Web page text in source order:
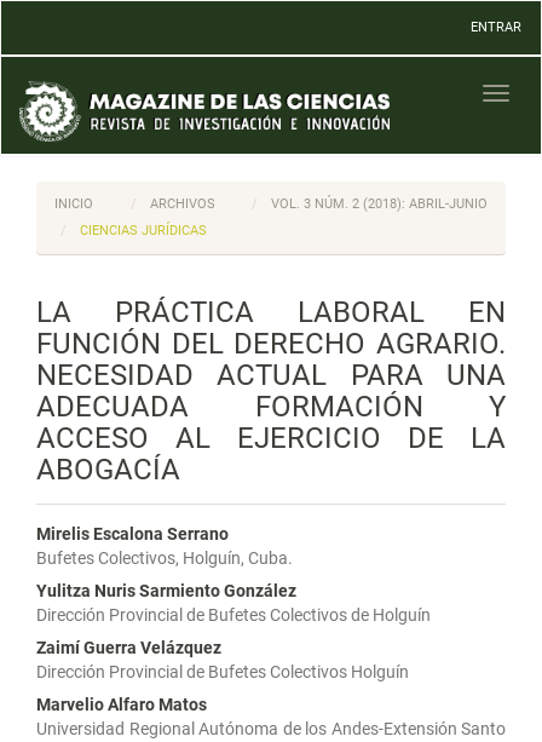
Contenido
principal
Barra
lateral
ENTRAR
INICIO ARCHIVOS
VOL. 3 NÚM. 2 (2018): ABRIL-JUNIO
CIENCIAS JURÍDICAS
LA PRÁCTICA LABORAL EN
FUNCIÓN DEL DERECHO AGRARIO.
NECESIDAD ACTUAL PARA UNA
ADECUADA FORMACIÓN Y
ACCESO AL EJERCICIO DE LA
ABOGACÍA
Mirelis Escalona Serrano
Bufetes Colectivos, Holguín, Cuba.
Yulitza Nuris Sarmiento González
Dirección Provincial de Bufetes Colectivos de Holguín
Zaimí Guerra Velázquez
Dirección Provincial de Bufetes Colectivos Holguín
Marvelio Alfaro Matos
Universidad Regional Autónoma de los Andes-Extensión Santo